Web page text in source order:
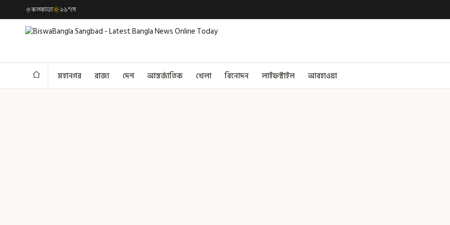
কলকাতা ২৬°সে
মহানগর রাজ্য দেশ আন্তর্জাতিক খেলা বিনোদন লাইফস্টাইল আবহাওয়া